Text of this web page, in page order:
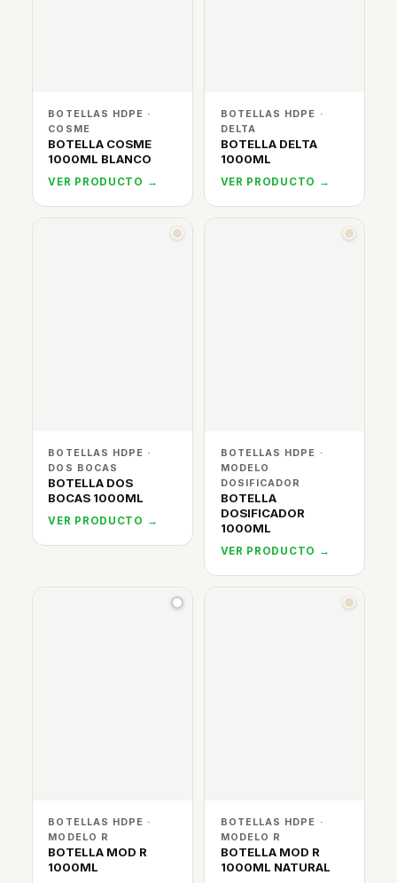
BOTELLAS HDPE ·
COSME
BOTELLA COSME
1000ML BLANCO
VER PRODUCTO →
BOTELLAS HDPE ·
DELTA
BOTELLA DELTA
1000ML
VER PRODUCTO →
BOTELLAS HDPE ·
DOS BOCAS
BOTELLA DOS
BOCAS 1000ML
VER PRODUCTO →
BOTELLAS HDPE ·
MODELO
DOSIFICADOR
BOTELLA
DOSIFICADOR
1000ML
VER PRODUCTO →
BOTELLAS HDPE ·
MODELO R
BOTELLA MOD R
1000ML
BOTELLAS HDPE ·
MODELO R
BOTELLA MOD R
1000ML NATURAL